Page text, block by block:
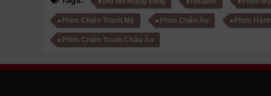
Phim Chiến Tranh Mỹ Phim Châu Âu Phim
Phim Chiến Tranh Châu Âu